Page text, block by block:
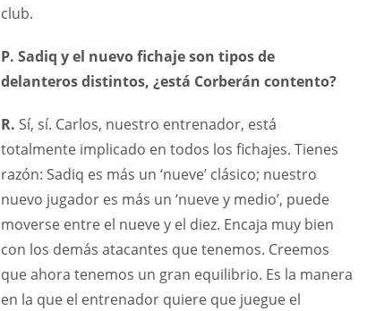
club.
P. Sadiq y el nuevo fichaje son tipos de
delanteros distintos, ¿está Corberán contento?
R. Sí, sí. Carlos, nuestro entrenador, está
totalmente implicado en todos los fichajes. Tienes
razón: Sadiq es más un ‘nueve’ clásico; nuestro
nuevo jugador es más un ‘nueve y medio’, puede
moverse entre el nueve y el diez. Encaja muy bien
con los demás atacantes que tenemos. Creemos
que ahora tenemos un gran equilibrio. Es la manera
en la que el entrenador quiere que juegue el